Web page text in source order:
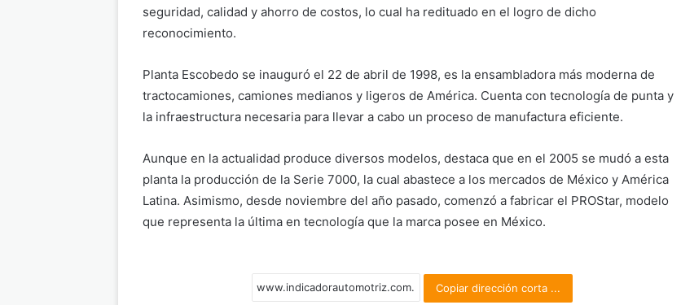
seguridad, calidad y ahorro de costos, lo cual ha redituado en el logro de dicho
reconocimiento.
Planta Escobedo se inauguró el 22 de abril de 1998, es la ensambladora más moderna de
tractocamiones, camiones medianos y ligeros de América. Cuenta con tecnología de punta y
la infraestructura necesaria para llevar a cabo un proceso de manufactura eficiente.
Aunque en la actualidad produce diversos modelos, destaca que en el 2005 se mudó a esta
planta la producción de la Serie 7000, la cual abastece a los mercados de México y América
Latina. Asimismo, desde noviembre del año pasado, comenzó a fabricar el PROStar, modelo
que representa la última en tecnología que la marca posee en México.
Copiar dirección corta ...